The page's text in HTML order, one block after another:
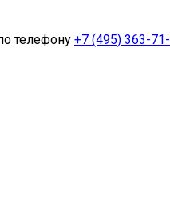
телефону +7 (495) 363-71-